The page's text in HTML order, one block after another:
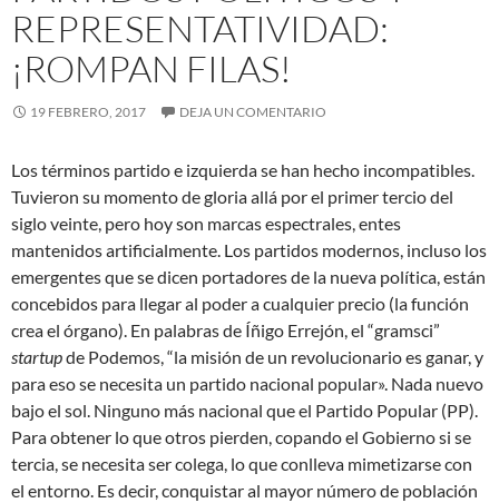
REPRESENTATIVIDAD:
¡ROMPAN FILAS!
19 FEBRERO, 2017 DEJA UN COMENTARIO
Los términos partido e izquierda se han hecho incompatibles.
Tuvieron su momento de gloria allá por el primer tercio del
siglo veinte, pero hoy son marcas espectrales, entes
mantenidos artificialmente. Los partidos modernos, incluso los
emergentes que se dicen portadores de la nueva política, están
concebidos para llegar al poder a cualquier precio (la función
crea el órgano). En palabras de Íñigo Errejón, el “gramsci”
startupde Podemos, “la misión de un revolucionario es ganar, y
para eso se necesita un partido nacional popular». Nada nuevo
bajo el sol. Ninguno más nacional que el Partido Popular (PP).
Para obtener lo que otros pierden, copando el Gobierno si se
tercia, se necesita ser colega, lo que conlleva mimetizarse con
el entorno. Es decir, conquistar al mayor número de población